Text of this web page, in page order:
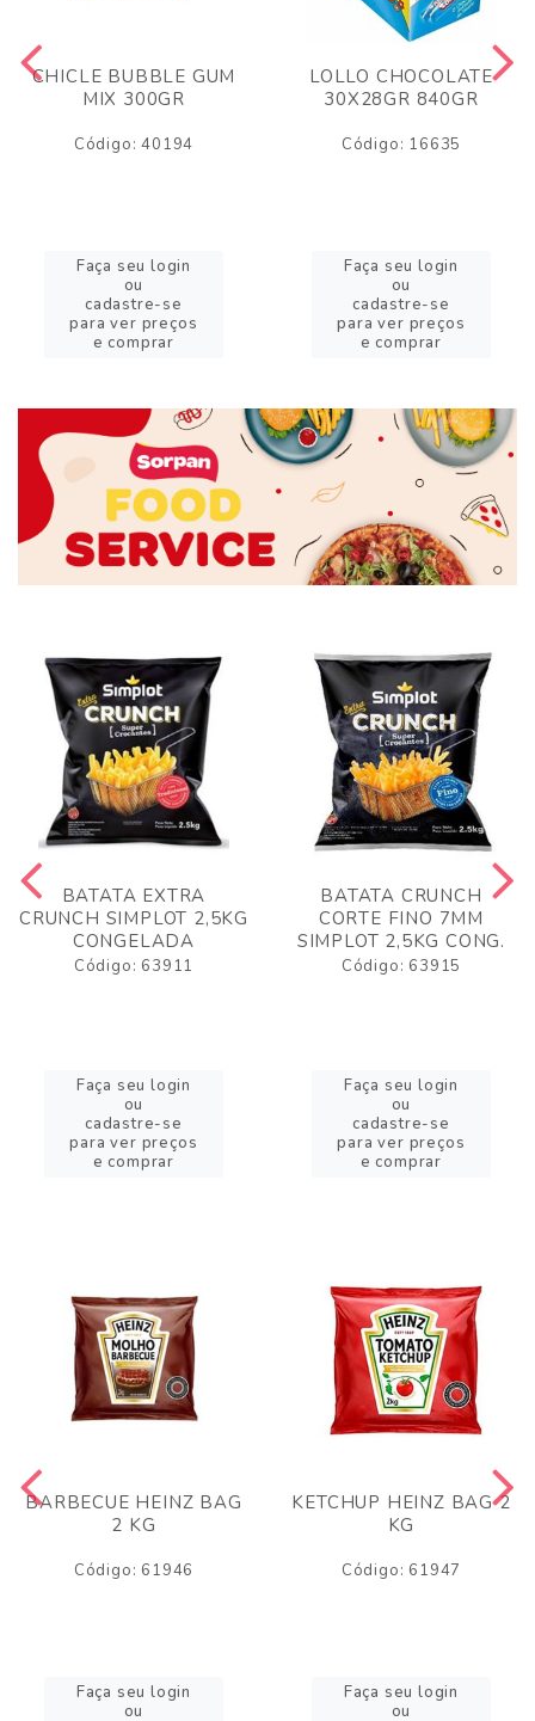
CHICLE BUBBLE GUM
MIX 300GR
Código: 40194
Faça seu login
ou
cadastre-se
para ver preços
e comprar
LOLLO CHOCOLATE
30X28GR 840GR
Código: 16635
Faça seu login
ou
cadastre-se
para ver preços
e comprar
BATATA EXTRA
CRUNCH SIMPLOT 2,5KG
CONGELADA
Código: 63911
Faça seu login
ou
cadastre-se
para ver preços
e comprar
BATATA CRUNCH
CORTE FINO 7MM
SIMPLOT 2,5KG CONG.
Código: 63915
Faça seu login
ou
cadastre-se
para ver preços
e comprar
BARBECUE HEINZ BAG
2 KG
Código: 61946
Faça seu login
ou
KETCHUP HEINZ BAG 2
KG
Código: 61947
Faça seu login
ou